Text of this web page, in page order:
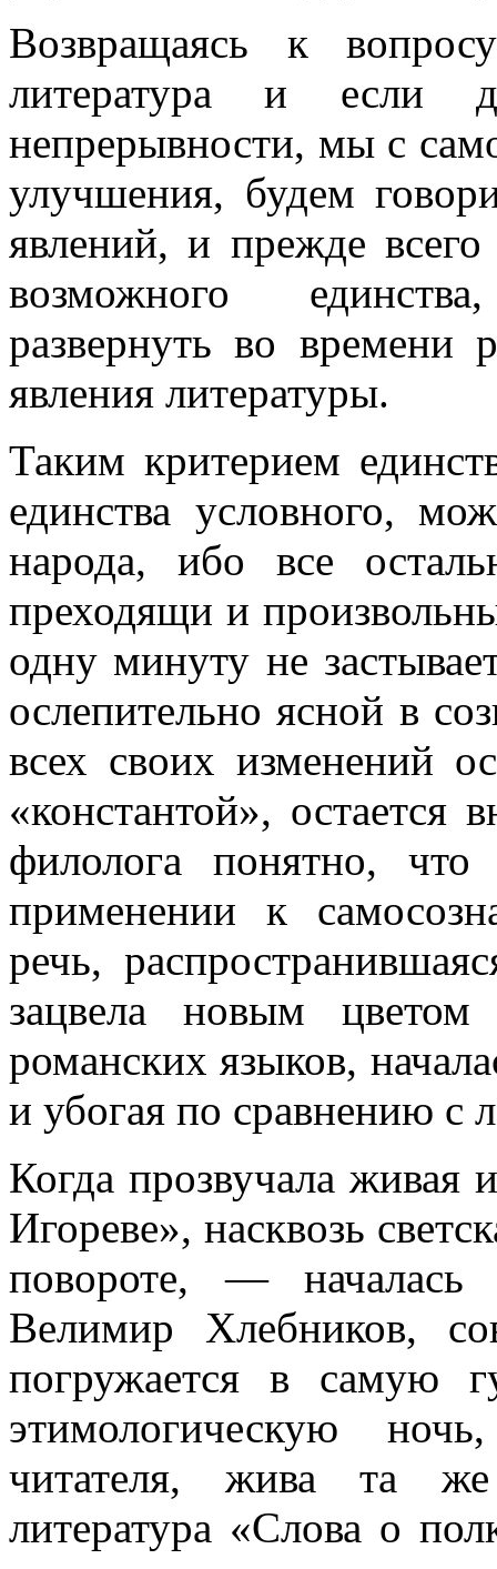
Возвращаясь к
литература и если
непрерывности, мы с
улучшения, будем
явлений, и прежде
возможного
развернуть во времени
явления литературы.
Таким критерием
единства условного,
народа, ибо все
преходящи и
одну минуту не
ослепительно ясной в
всех своих изменений
«константой», остается
филолога понятно,
применении к
речь,
зацвела новым
романских языков,
и убогая по сравнению с
Когда прозвучала живая
Игореве», насквозь
повороте, — началась
Велимир Хлебников,
погружается в самую
этимологическую
читателя, жива та же
литература «Слова о